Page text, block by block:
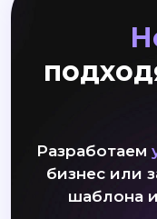
Разработаем
бизнес или
шаблона